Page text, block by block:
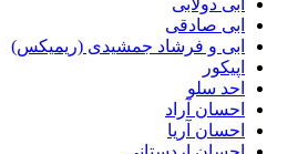
ابی دولابی
ابی صادقی
ابی و فرشاد جمشیدی (ریمیکس)
اپیکور
احد سلو
احسان آراد
احسان آریا